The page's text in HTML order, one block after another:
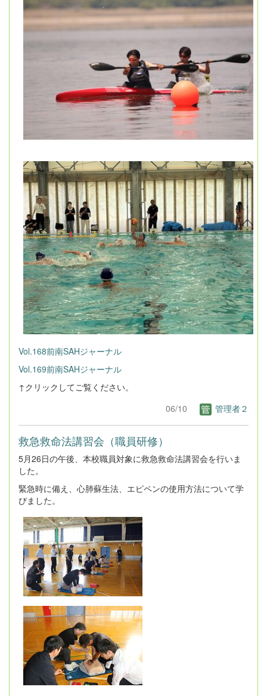
Vol.168前南SAHジャーナル
Vol.169前南SAHジャーナル
↑クリックしてご覧ください。
06/10
管理者２
救急救命法講習会（職員研修）
5月26日の午後、本校職員対象に救急救命法講習会を行いま
した。
緊急時に備え、心肺蘇生法、エピペンの使用方法について学
びました。